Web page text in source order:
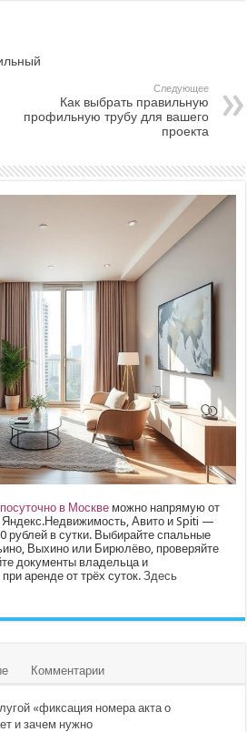
Следующее
Как выбрать правильную
профильную трубу для вашего
проекта
в Москве можно напрямую от
Яндекс.Недвижимость, Авито и Spiti —
рублей в сутки. Выбирайте спальные
Выхино или Бирюлёво, проверяйте
документы владельца и
аренде от трёх суток.Здесь
Комментарии
«фиксация номера акта о
и зачем нужно